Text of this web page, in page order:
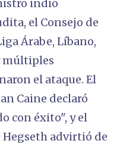
indio
el Consejo de
Árabe, Líbano,
múltiples
el ataque. El
Caine declaró
con éxito", y el
Hegseth advirtió de